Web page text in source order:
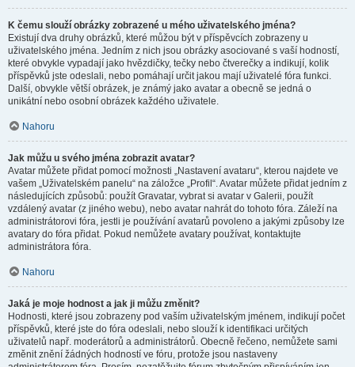
K čemu slouží obrázky zobrazené u mého uživatelského jména?
Existují dva druhy obrázků, které můžou být v příspěvcích zobrazeny u
uživatelského jména. Jedním z nich jsou obrázky asociované s vaší hodností,
které obvykle vypadají jako hvězdičky, tečky nebo čtverečky a indikují, kolik
příspěvků jste odeslali, nebo pomáhají určit jakou mají uživatelé fóra funkci.
Další, obvykle větší obrázek, je známý jako avatar a obecně se jedná o
unikátní nebo osobní obrázek každého uživatele.
Nahoru
Jak můžu u svého jména zobrazit avatar?
Avatar můžete přidat pomocí možnosti „Nastavení avataru“, kterou najdete ve
vašem „Uživatelském panelu“ na záložce „Profil“. Avatar můžete přidat jedním z
následujících způsobů: použít Gravatar, vybrat si avatar v Galerii, použít
vzdálený avatar (z jiného webu), nebo avatar nahrát do tohoto fóra. Záleží na
administrátorovi fóra, jestli je používání avatarů povoleno a jakými způsoby lze
avatary do fóra přidat. Pokud nemůžete avatary používat, kontaktujte
administrátora fóra.
Nahoru
Jaká je moje hodnost a jak ji můžu změnit?
Hodnosti, které jsou zobrazeny pod vaším uživatelským jménem, indikují počet
příspěvků, které jste do fóra odeslali, nebo slouží k identifikaci určitých
uživatelů např. moderátorů a administrátorů. Obecně řečeno, nemůžete sami
změnit znění žádných hodností ve fóru, protože jsou nastaveny